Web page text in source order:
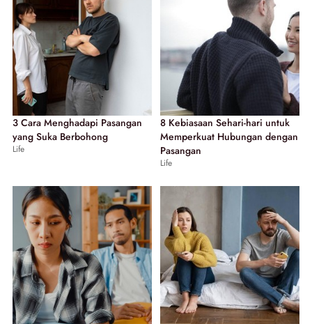
3 Cara Menghadapi Pasangan
yang Suka Berbohong
Life
8 Kebiasaan Sehari-hari untuk
Memperkuat Hubungan dengan
Pasangan
Life